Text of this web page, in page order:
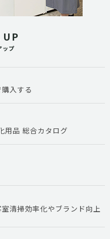
UP
ップ
入する
用品 総合カタログ
室清掃効率化やブランド向上